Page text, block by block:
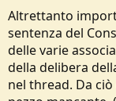
Altrettanto
sentenza del
delle varie
della delibera
nel thread. Da